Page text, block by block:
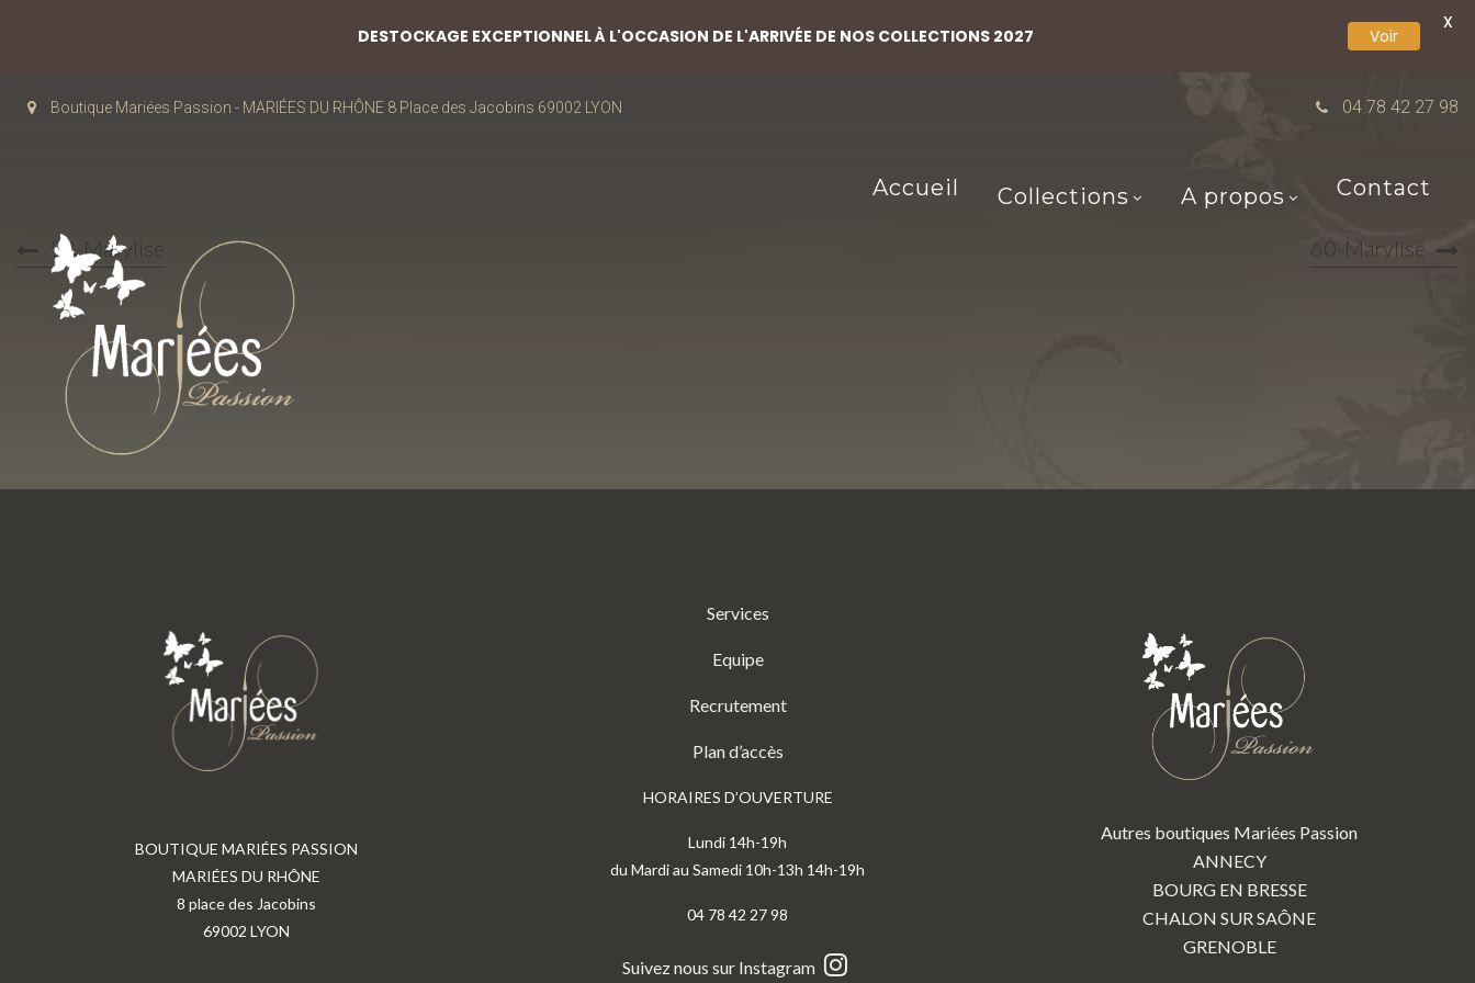
Boutique Mariées Passion - MARIÉES DU RHÔNE 8 Place des Jacobins 69002 LYON 04 78 42 27 98
Accueil Collections A propos Contact
58-Marylise 60-Marylise
BOUTIQUE MARIÉES PASSION
MARIÉES DU RHÔNE
8 place des Jacobins
69002 LYON
Services
Equipe
Recrutement
Plan d’accès
HORAIRES D’OUVERTURE
Lundi 14h-19h
du Mardi au Samedi 10h-13h 14h-19h
04 78 42 27 98
Suivez nous sur Instagram
Autres boutiques Mariées Passion
ANNECY
BOURG EN BRESSE
CHALON SUR SAÔNE
GRENOBLE
DESTOCKAGE EXCEPTIONNEL À L'OCCASION DE L'ARRIVÉE DE NOS COLLECTIONS 2027 Voir
X